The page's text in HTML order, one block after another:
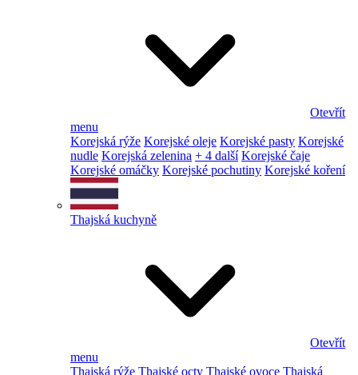
Otevřít
menu
Korejská rýže Korejské oleje Korejské pasty Korejské
nudle Korejská zelenina + 4 další Korejské čaje
Korejské omáčky Korejské pochutiny Korejské koření
Thajská kuchyně
Otevřít
menu
Thajská rýže Thajské octy Thajské ovoce Thajská